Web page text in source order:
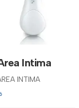
Intima
INTIMA